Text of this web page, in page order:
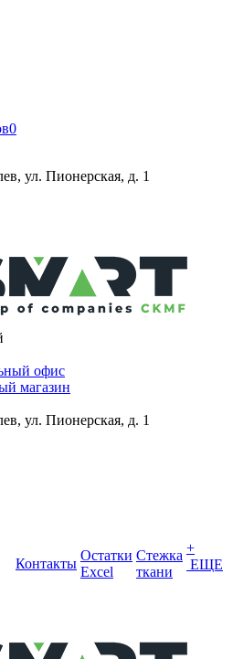
0
ул. Пионерская, д. 1
офис
магазин
ул. Пионерская, д. 1
Контакты
Остатки
Excel
Стежка
ткани
+
ЕЩЕ